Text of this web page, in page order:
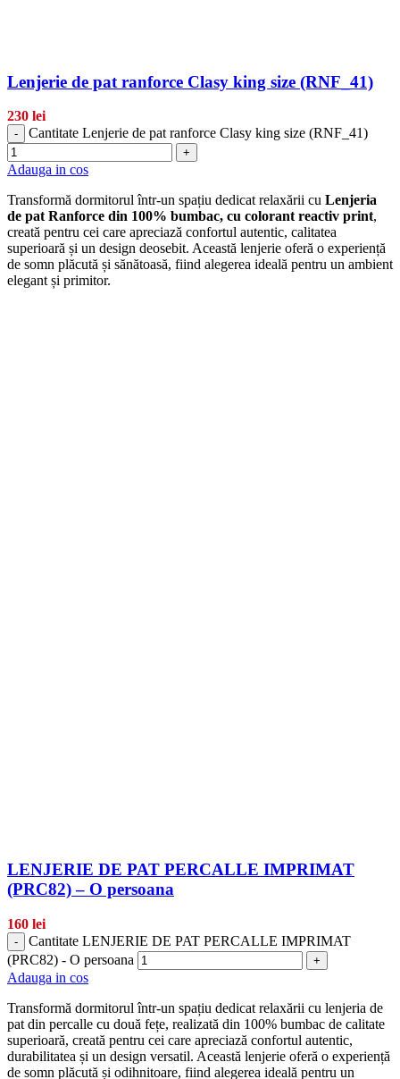
Lenjerie de pat ranforce Clasy king size (RNF_41)
230 lei
- Cantitate Lenjerie de pat ranforce Clasy king size (RNF_41)
+
Adauga in cos
Transformă dormitorul într-un spațiu dedicat relaxării cu Lenjeria
de pat Ranforce din 100% bumbac, cu colorant reactiv print,
creată pentru cei care apreciază confortul autentic, calitatea
superioară și un design deosebit. Această lenjerie oferă o experiență
de somn plăcută și sănătoasă, fiind alegerea ideală pentru un ambient
elegant și primitor.
LENJERIE DE PAT PERCALLE IMPRIMAT
(PRC82) – O persoana
160 lei
-
Cantitate LENJERIE DE PAT PERCALLE IMPRIMAT
(PRC82) - O persoana
+
Adauga in cos
Transformă dormitorul într-un spațiu dedicat relaxării cu lenjeria de
pat din percalle cu două fețe, realizată din 100% bumbac de calitate
superioară, creată pentru cei care apreciază confortul autentic,
durabilitatea și un design versatil. Această lenjerie oferă o experiență
de somn plăcută și odihnitoare, fiind alegerea ideală pentru un